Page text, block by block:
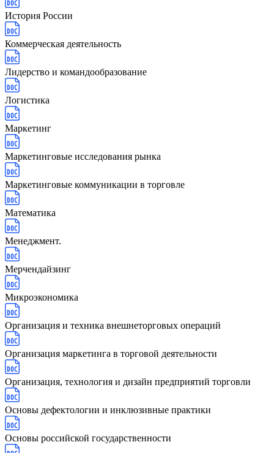
История России
Коммерческая деятельность
Лидерство и командообразование
Логистика
Маркетинг
Маркетинговые исследования рынка
Маркетинговые коммуникации в торговле
Математика
Менеджмент.
Мерчендайзинг
Микроэкономика
Организация и техника внешнеторговых операций
Организация маркетинга в торговой деятельности
Организация, технология и дизайн предприятий торговли
Основы дефектологии и инклюзивные практики
Основы российской государственности